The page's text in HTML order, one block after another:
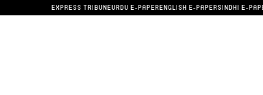
EXPRESS TRIBUNEURDU E-PAPERENGLISH E-PAPERSINDHI E-